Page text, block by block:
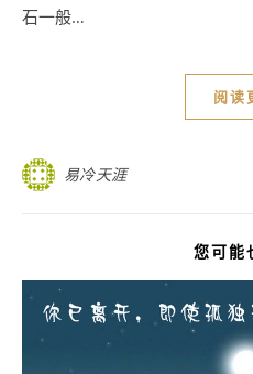
石一般…
阅读
易冷天涯
您可能